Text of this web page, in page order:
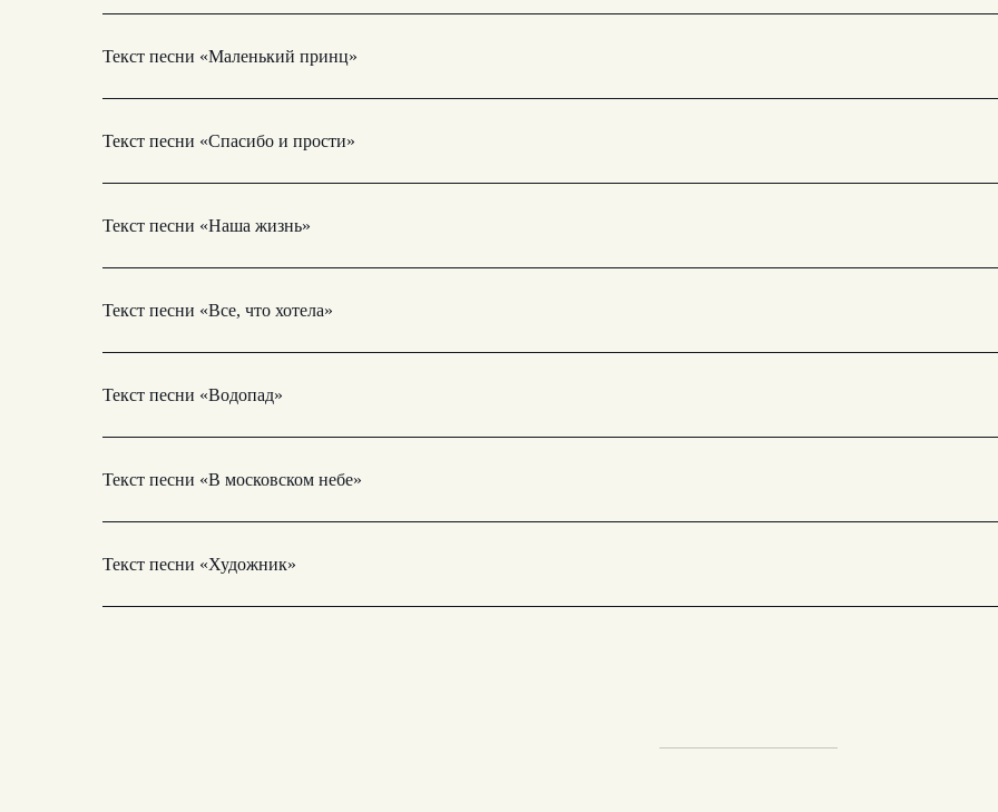
Текст песни «Маленький принц»
Текст песни «Спасибо и прости»
Текст песни «Наша жизнь»
Текст песни «Все, что хотела»
Текст песни «Водопад»
Текст песни «В московском небе»
Текст песни «Художник»